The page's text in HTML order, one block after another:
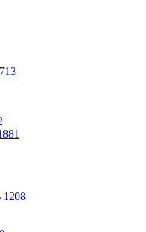
1208